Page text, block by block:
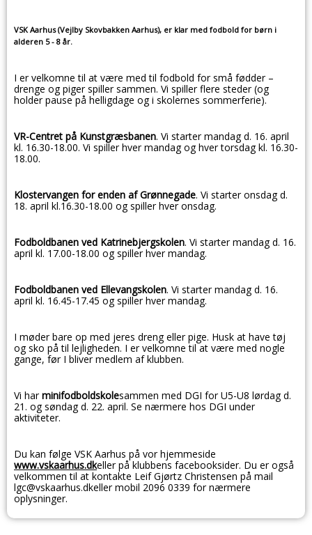
VSK Aarhus (Vejlby Skovbakken Aarhus), er klar med fodbold for børn i
alderen 5 - 8 år.
I er velkomne til at være med til fodbold for små fødder –
drenge og piger spiller sammen. Vi spiller flere steder (og
holder pause på helligdage og i skolernes sommerferie).
VR-Centret på Kunstgræsbanen. Vi starter mandag d. 16. april
kl. 16.30-18.00. Vi spiller hver mandag og hver torsdag kl. 16.30-
18.00.
Klostervangen for enden af Grønnegade. Vi starter onsdag d.
18. april kl.16.30-18.00 og spiller hver onsdag.
Fodboldbanen ved Katrinebjergskolen. Vi starter mandag d. 16.
april kl. 17.00-18.00 og spiller hver mandag.
Fodboldbanen ved Ellevangskolen. Vi starter mandag d. 16.
april kl. 16.45-17.45 og spiller hver mandag.
I møder bare op med jeres dreng eller pige. Husk at have tøj
og sko på til lejligheden. I er velkomne til at være med nogle
gange, før I bliver medlem af klubben.
Vi harminifodboldskolesammen med DGI for U5-U8 lørdag d.
21. og søndag d. 22. april. Se nærmere hos DGI under
aktiviteter.
Du kan følge VSK Aarhus på vor hjemmeside
www.vskaarhus.dkeller på klubbens facebooksider. Du er også
velkommen til at kontakte Leif Gjørtz Christensen på mail
lgc@vskaarhus.dkeller mobil 2096 0339 for nærmere
oplysninger.